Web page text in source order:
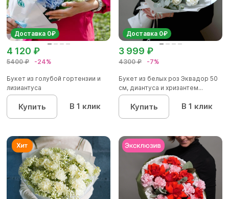
Доставка 0₽
5400 ₽ -24%
4 120 ₽
Букет из голубой гортензии и
лизиантуса
Купить В 1 клик
Доставка 0₽
4300 ₽ -7%
3 999 ₽
Букет из белых роз Эквадор 50
см, диантуса и хризантем...
Купить В 1 клик